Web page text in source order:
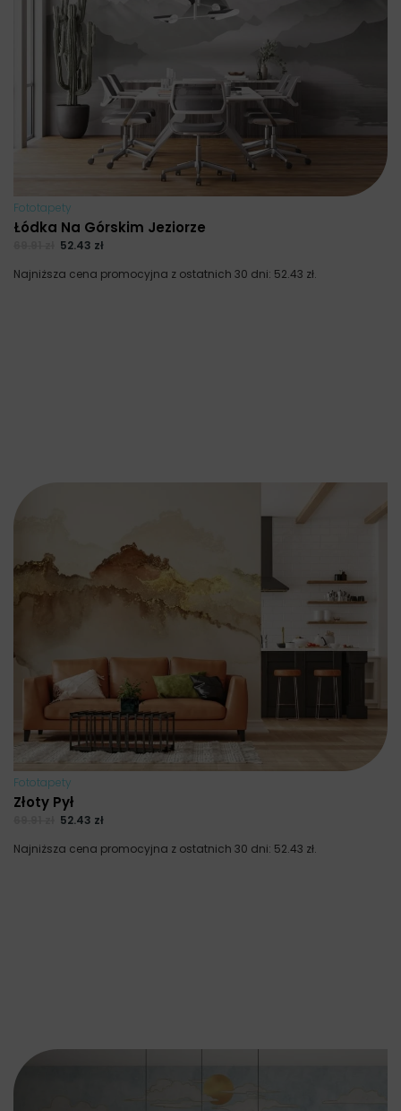
Fototapety
Łódka Na Górskim Jeziorze
52.43 zł
Najniższa cena promocyjna z ostatnich 30 dni: 52.43 zł.
Fototapety
Złoty Pył
52.43 zł
Najniższa cena promocyjna z ostatnich 30 dni: 52.43 zł.